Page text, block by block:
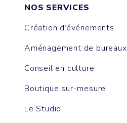
NOS SERVICES
Création d’événements
Aménagement de bureaux
Conseil en culture
Boutique sur-mesure
Le Studio